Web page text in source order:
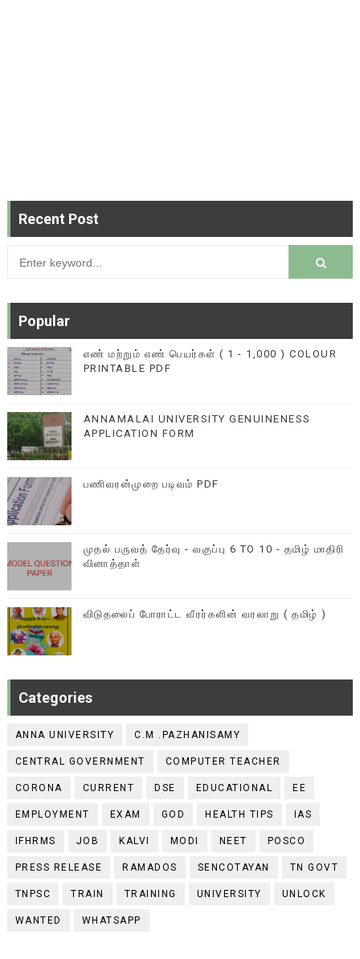
Recent Post
Popular
எண் மற்றும் எண் பெயர்கள் ( 1 - 1,000 ) COLOUR
PRINTABLE PDF
ANNAMALAI UNIVERSITY GENUINENESS
APPLICATION FORM
பணிவரன்முறை படிவம் PDF
முதல் பருவத் தேர்வு - வகுப்பு 6 TO 10 - தமிழ் மாதிரி
வினாத்தாள்
விடுதலைப் போராட்ட வீரர்களின் வரலாறு ( தமிழ் )
Categories
ANNA UNIVERSITY C.M .PAZHANISAMY
CENTRAL GOVERNMENT COMPUTER TEACHER
CORONA CURRENT DSE EDUCATIONAL EE
EMPLOYMENT EXAM GOD HEALTH TIPS IAS
IFHRMS JOB KALVI MODI NEET POSCO
PRESS RELEASE RAMADOS SENCOTAYAN TN GOVT
TNPSC TRAIN TRAINING UNIVERSITY UNLOCK
WANTED WHATSAPP